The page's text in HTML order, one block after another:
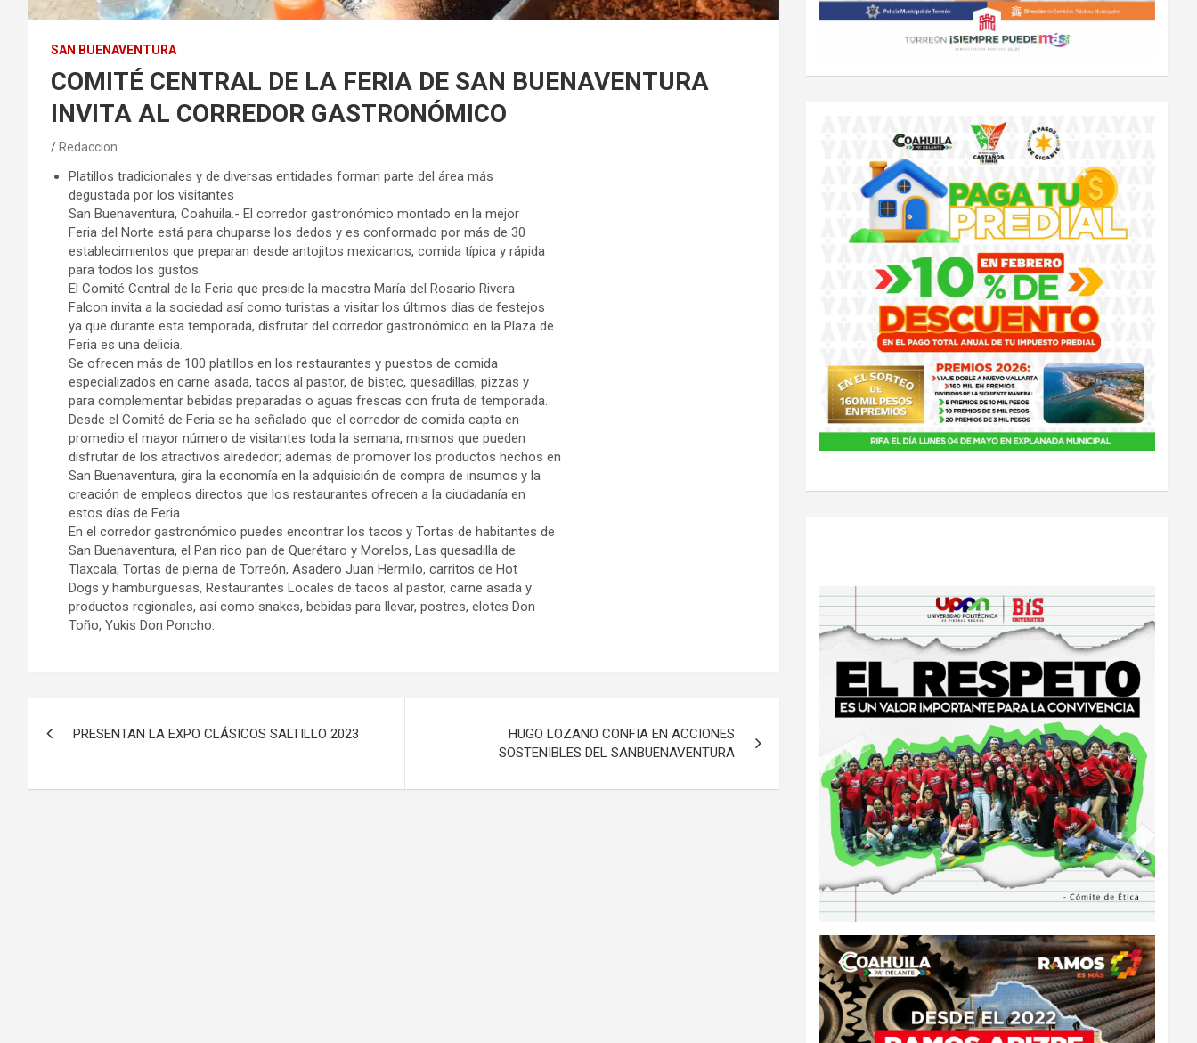
SAN BUENAVENTURA
COMITÉ CENTRAL DE LA FERIA DE SAN BUENAVENTURA
INVITA AL CORREDOR GASTRONÓMICO
Redaccion
Platillos tradicionales y de diversas entidades forman parte del área más
degustada por los visitantes
San Buenaventura, Coahuila.- El corredor gastronómico montado en la mejor
Feria del Norte está para chuparse los dedos y es conformado por más de 30
establecimientos que preparan desde antojitos mexicanos, comida típica y rápida
para todos los gustos.
El Comité Central de la Feria que preside la maestra María del Rosario Rivera
Falcon invita a la sociedad así como turistas a visitar los últimos días de festejos
ya que durante esta temporada, disfrutar del corredor gastronómico en la Plaza de
Feria es una delicia.
Se ofrecen más de 100 platillos en los restaurantes y puestos de comida
especializados en carne asada, tacos al pastor, de bistec, quesadillas, pizzas y
para complementar bebidas preparadas o aguas frescas con fruta de temporada.
Desde el Comité de Feria se ha señalado que el corredor de comida capta en
promedio el mayor número de visitantes toda la semana, mismos que pueden
disfrutar de los atractivos alrededor; además de promover los productos hechos en
San Buenaventura, gira la economía en la adquisición de compra de insumos y la
creación de empleos directos que los restaurantes ofrecen a la ciudadanía en
estos días de Feria.
En el corredor gastronómico puedes encontrar los tacos y Tortas de habitantes de
San Buenaventura, el Pan rico pan de Querétaro y Morelos, Las quesadilla de
Tlaxcala, Tortas de pierna de Torreón, Asadero Juan Hermilo, carritos de Hot
Dogs y hamburguesas, Restaurantes Locales de tacos al pastor, carne asada y
productos regionales, así como snakcs, bebidas para llevar, postres, elotes Don
Toño, Yukis Don Poncho.
entradas
PRESENTAN LA EXPO CLÁSICOS SALTILLO 2023
HUGO LOZANO CONFIA EN ACCIONES
SOSTENIBLES DEL SANBUENAVENTURA